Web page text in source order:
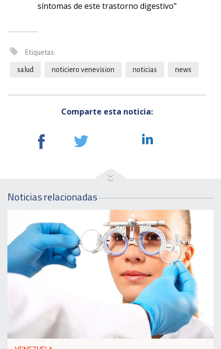
síntomas de este trastorno digestivo"
Etiquetas:
salud noticiero venevision noticias news
Comparte esta noticia:
Noticias relacionadas